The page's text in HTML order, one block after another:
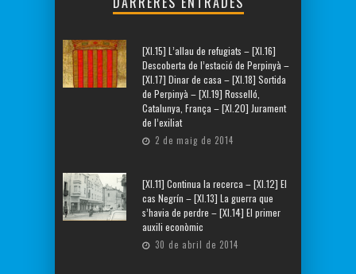
[XI.15] L’allau de refugiats – [XI.16]
Descoberta de l’estació de Perpinyà –
[XI.17] Dinar de casa – [XI.18] Sortida
de Perpinyà – [XI.19] Rosselló,
Catalunya, França – [XI.20] Jurament
de l’exiliat
2 de maig de 2014
[XI.11] Continua la recerca – [XI.12] El
cas Negrín – [XI.13] La guerra que
s’havia de perdre – [XI.14] El primer
auxili econòmic
30 de abril de 2014